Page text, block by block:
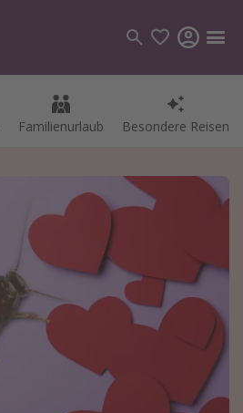
Familienurlaub Besondere Reisen